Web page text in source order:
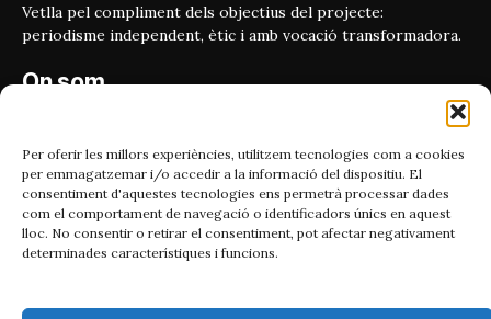
Per oferir les millors experiències, utilitzem tecnologies com a cookies
per emmagatzemar i/o accedir a la informació del dispositiu. El
consentiment d'aquestes tecnologies ens permetrà processar dades
com el comportament de navegació o identificadors únics en aquest
lloc. No consentir o retirar el consentiment, pot afectar negativament
determinades característiques i funcions.
Vetlla pel compliment dels objectius del projecte:
periodisme independent, ètic i amb vocació transformadora.
On som
08010, Barcelona
Contacta'ns
Email:
catmet@periodismeplural.cat
Telèfon: